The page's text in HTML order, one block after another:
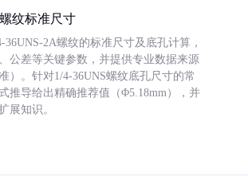
纹标准尺寸
36UNS-2A螺纹的标准尺寸及底孔计算，
公差等关键参数，并提供专业数据来源
）。针对1/4-36UNS螺纹底孔尺寸的常
推导给出精确推荐值（Φ5.18mm），并
展知识。